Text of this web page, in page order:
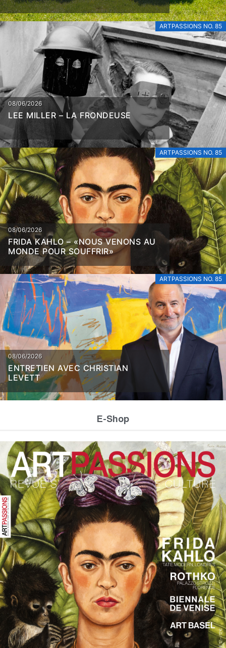
ARTPASSIONS NO. 85
08/06/2026
LEE MILLER – LA FRONDEUSE
ARTPASSIONS NO. 85
08/06/2026
FRIDA KAHLO – «NOUS VENONS AU
MONDE POUR SOUFFRIR»
ARTPASSIONS NO. 85
08/06/2026
ENTRETIEN AVEC CHRISTIAN
LEVETT
E-Shop